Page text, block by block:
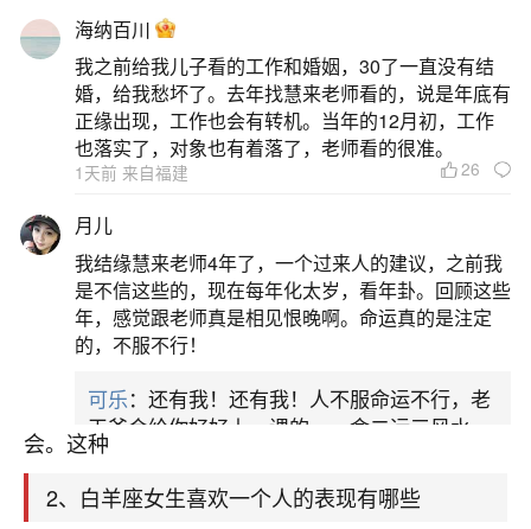
常见的问题，但是小问题不注意可能会引起大麻
烦，下面就这个问题给大家做一些解读：
1、白羊座女生喜欢一个人的表现有哪些
白羊座女生喜欢一个人时，通常会表现出主动
示好、性格转变、细心关注、频繁联系等特征，具
体表现如下：主动示好，直接表达好感白羊座女生
性格直率，敢爱敢恨，与多数女生“默默关注”的方式
不同，她们喜欢一个人时会主动靠近，甚至直接表
达好感。例如，她们可能通过开玩笑、制造独处机
会或直接表白等方式传递心意，避免因犹豫错失机
会。这种
2、白羊座女生喜欢一个人的表现有哪些
海纳百川
我之前给我儿子看的工作和婚姻，30了一直没有结
婚，给我愁坏了。去年找慧来老师看的，说是年底有
正缘出现，工作也会有转机。当年的12月初，工作
也落实了，对象也有着落了，老师看的很准。
1天前 来自福建 26
月儿
我结缘慧来老师4年了，一个过来人的建议，之前我
是不信这些的，现在每年化太岁，看年卦。回顾这些
年，感觉跟老师真是相见恨晚啊。命运真的是注定
的，不服不行！
可乐：还有我！还有我！人不服命运不行，老
天爷会给你好好上一课的。一命二运三风水，
哪样不服都不行！
平安是福：我也是每年找老师化太岁，看年
卦，认识老师3年了，都是缘分啊！